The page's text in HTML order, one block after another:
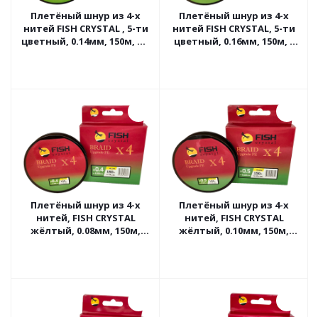
Плетёный шнур из 4-х
нитей FISH CRYSTAL , 5-ти
цветный, 0.14мм, 150м, 6.3
Плетёный шнур из 4-х
нитей FISH CRYSTAL, 5-ти
цветный, 0.16мм, 150м, 8
Плетёный шнур из 4-х
нитей, FISH CRYSTAL
жёлтый, 0.08мм, 150м,
Плетёный шнур из 4-х
нитей, FISH CRYSTAL
жёлтый, 0.10мм, 150м,